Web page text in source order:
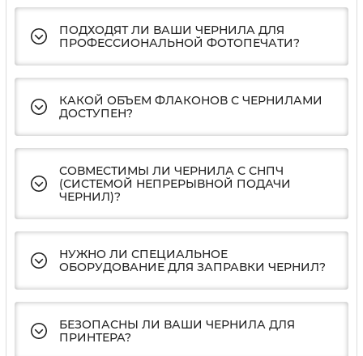
ПОДХОДЯТ ЛИ ВАШИ ЧЕРНИЛА ДЛЯ
ПРОФЕССИОНАЛЬНОЙ ФОТОПЕЧАТИ?
КАКОЙ ОБЪЕМ ФЛАКОНОВ С ЧЕРНИЛАМИ
ДОСТУПЕН?
СОВМЕСТИМЫ ЛИ ЧЕРНИЛА С СНПЧ
(СИСТЕМОЙ НЕПРЕРЫВНОЙ ПОДАЧИ
ЧЕРНИЛ)?
НУЖНО ЛИ СПЕЦИАЛЬНОЕ
ОБОРУДОВАНИЕ ДЛЯ ЗАПРАВКИ ЧЕРНИЛ?
БЕЗОПАСНЫ ЛИ ВАШИ ЧЕРНИЛА ДЛЯ
ПРИНТЕРА?